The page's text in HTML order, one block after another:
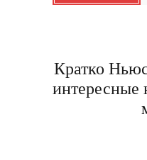
Кратко
интересные